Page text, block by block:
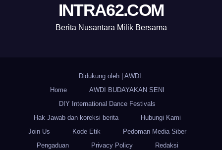
INTRA62.COM
Berita Nusantara Milik Bersama
Didukung oleh
AWDI:
Home
AWDI BUDAYAKAN SENI
DIY International Dance Festivals
Hak Jawab dan koreksi berita
Hubungi Kami
Join Us
Kode Etik
Pedoman Media Siber
Pengaduan
Privacy Policy Redaksi